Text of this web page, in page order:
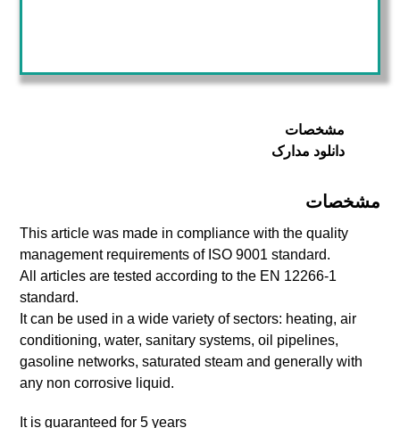
مشخصات
دانلود مدارک
مشخصات
This article was made in compliance with the quality
management requirements of ISO 9001 standard.
All articles are tested according to the EN 12266-1
standard.
It can be used in a wide variety of sectors: heating, air
conditioning, water, sanitary systems, oil pipelines,
gasoline networks, saturated steam and generally with
any non corrosive liquid.
It is guaranteed for 5 years